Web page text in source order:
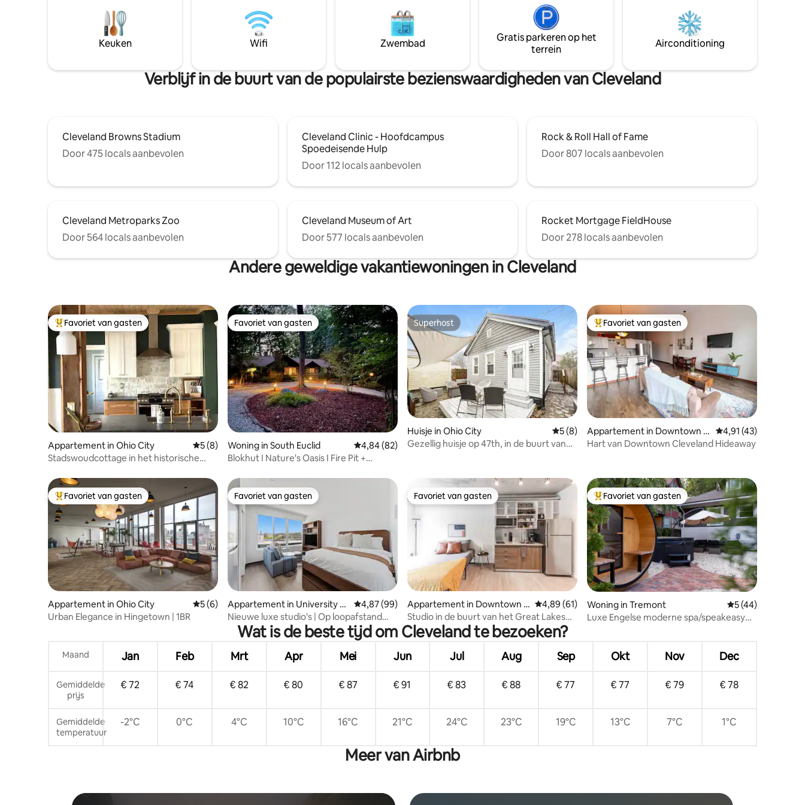
de omliggende wilde dieren. Dromerige
zonsondergangen. HET INTERIEUR - Het
zorgvuldig ontworpen interieur
combineert de tijdloze charme van
moderne architectuur uit het midden
Keuken Wifi Zwembad
Gratis parkeren op het
terrein
Airconditioning
Verblijf in de buurt van de populairste bezienswaardigheden van Cleveland
Cleveland Browns Stadium
Door 475 locals aanbevolen
Cleveland Clinic - Hoofdcampus
Spoedeisende Hulp
Door 112 locals aanbevolen
Rock & Roll Hall of Fame
Door 807 locals aanbevolen
Cleveland Metroparks Zoo
Door 564 locals aanbevolen
Cleveland Museum of Art
Door 577 locals aanbevolen
Rocket Mortgage FieldHouse
Door 278 locals aanbevolen
Andere geweldige vakantiewoningen in Cleveland
Topfavoriet van gasten
Favoriet van gasten
Appartement in Ohio City Gemiddelde beoordeling van 5 op 5, 8 recensies
5 (8)
Stadswoudcottage in het historische
Favoriet van gasten
Favoriet van gasten
Woning in South Euclid Gemiddelde beoordeling van 4,84 op 5, 82 recensies
4,84 (82)
Blokhut I Nature's Oasis I Fire Pit +
Superhost
Superhost
Huisje in Ohio City Gemiddelde beoordeling van 5 op 5, 8 recensies
5 (8)
Gezellig huisje op 47th, in de buurt van
Topfavoriet van gasten
Favoriet van gasten
Appartement in Downtown C
leveland
Gemiddelde
4,91 (43)
Hart van Downtown Cleveland Hideaway
Topfavoriet van gasten
Favoriet van gasten
Appartement in Ohio City Gemiddelde beoordeling van 5 op 5, 6 recensies
5 (6)
Urban Elegance in Hingetown | 1BR
Favoriet van gasten
Favoriet van gasten
Appartement in University Ci
rcle
Gemiddelde beoordeling van 4,87 op 5, 99 recensies
4,87 (99)
Nieuwe luxe studio's | Op loopafstand
van de Cleveland Clinic
Favoriet van gasten
Favoriet van gasten
Appartement in Downtown C
leveland
Gemiddelde beoordeling van 4,89 op 5, 61 recensies
4,89 (61)
Studio in de buurt van het Great Lakes
Science Center
Topfavoriet van gasten
Favoriet van gasten
Woning in Tremont Gemiddelde
5 (44)
Luxe Engelse moderne spa/speakeasy
Wat is de beste tijd om Cleveland te bezoeken?
Maand Jan Feb Mrt Apr Mei Jun Jul Aug Sep Okt Nov Dec
Gemiddelde
prijs
€ 72 € 74 € 82 € 80 € 87 € 91 € 83 € 88 € 77 € 77 € 79 € 78
Gemiddelde
temperatuur
-2°C 0°C 4°C 10°C 16°C 21°C 24°C 23°C 19°C 13°C 7°C 1°C
Meer van Airbnb